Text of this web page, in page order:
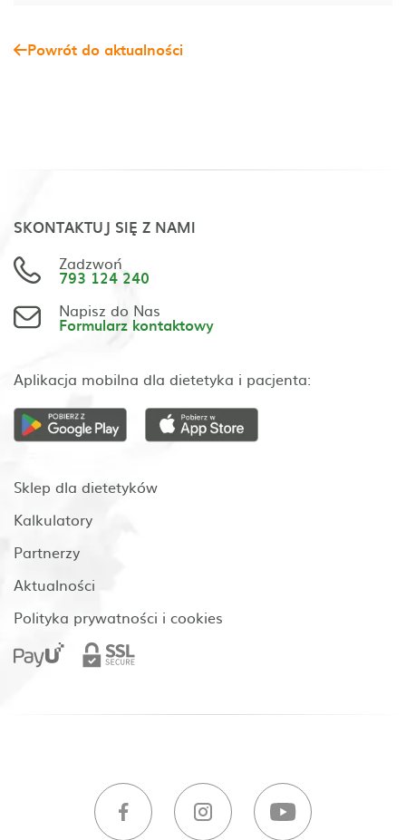
Powrót do aktualności
SKONTAKTUJ SIĘ Z NAMI
Zadzwoń
793 124 240
Napisz do Nas
Formularz kontaktowy
Aplikacja mobilna dla dietetyka i pacjenta:
Sklep dla dietetyków
Kalkulatory
Partnerzy
Aktualności
Polityka prywatności i cookies